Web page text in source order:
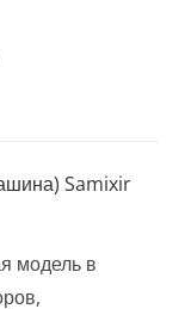
Samixir
модель в